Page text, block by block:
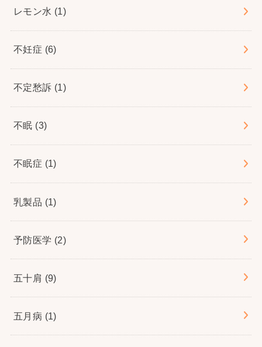
レモン水 (1)
不妊症 (6)
不定愁訴 (1)
不眠 (3)
不眠症 (1)
乳製品 (1)
予防医学 (2)
五十肩 (9)
五月病 (1)